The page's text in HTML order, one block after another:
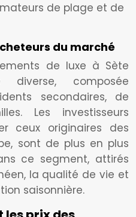
de plage et de
du marché
de luxe à Sète
composée
secondaires, de
Les investisseurs
ceux originaires des
sont de plus en plus
ce segment, attirés
la qualité de vie et
saisonnière.